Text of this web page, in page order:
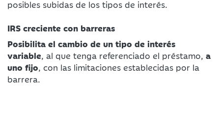
posibles subidas de los tipos de interés.
IRS creciente con barreras
Posibilita el cambio de un tipo de interés
variable, al que tenga referenciado el préstamo, a
uno fijo, con las limitaciones establecidas por la
barrera.